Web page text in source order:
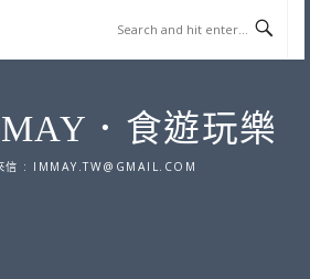
．食遊玩樂
信 : IMMAY.TW@GMAIL.COM